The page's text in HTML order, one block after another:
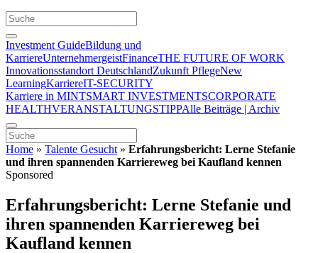
Investment GuideBildung und
KarriereUnternehmergeistFinanceTHE FUTURE OF WORK
Innovationsstandort DeutschlandZukunft PflegeNew
LearningKarriereIT-SECURITY
Karriere in MINTSMART INVESTMENTSCORPORATE
HEALTHVERANSTALTUNGSTIPPAlle Beiträge | Archiv
Home » Talente Gesucht » Erfahrungsbericht: Lerne Stefanie
und ihren spannenden Karriereweg bei Kaufland kennen
Sponsored
Erfahrungsbericht: Lerne Stefanie und
ihren spannenden Karriereweg bei
Kaufland kennen